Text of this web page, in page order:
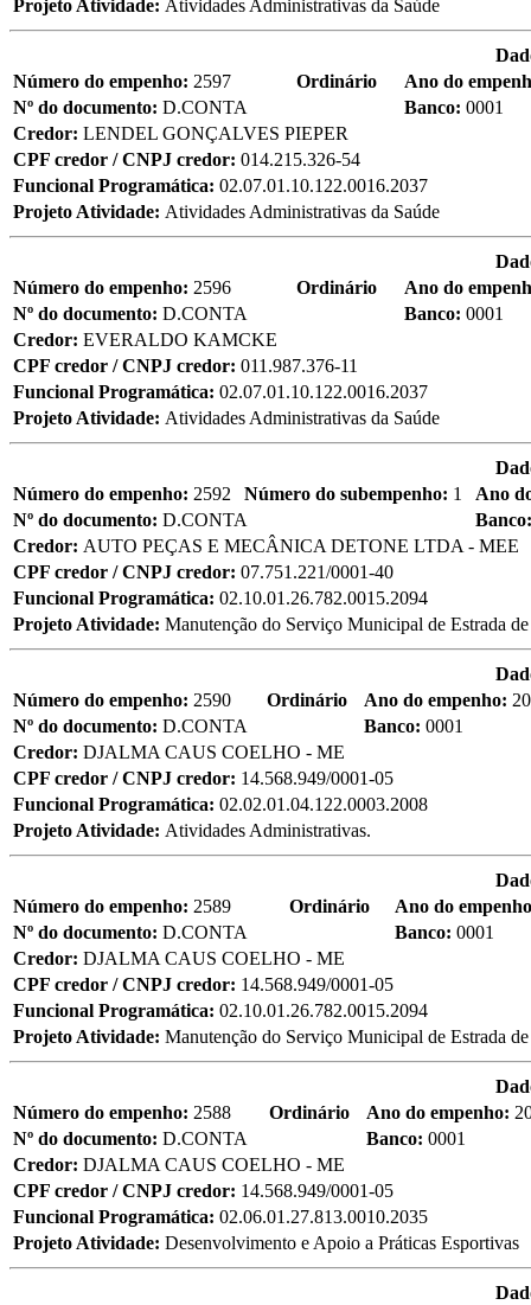
Projeto Atividade: Atividades Administrativas da Saúde
Número do empenho: 2597 Ordinário
Ano do
Nº do documento: D.CONTA Banco: 0001
Credor: LENDEL GONÇALVES PIEPER
CPF credor / CNPJ credor: 014.215.326-54
Funcional Programática: 02.07.01.10.122.0016.2037
Projeto Atividade: Atividades Administrativas da Saúde
Número do empenho: 2596 Ordinário
Ano do
Nº do documento: D.CONTA Banco: 0001
Credor: EVERALDO KAMCKE
CPF credor / CNPJ credor: 011.987.376-11
Funcional Programática: 02.07.01.10.122.0016.2037
Projeto Atividade: Atividades Administrativas da Saúde
Número do empenho: 2592 Número do subempenho: 1
Ano
Nº do documento: D.CONTA
Credor: AUTO PEÇAS E MECÂNICA DETONE LTDA - MEE
CPF credor / CNPJ credor: 07.751.221/0001-40
Funcional Programática: 02.10.01.26.782.0015.2094
Projeto Atividade: Manutenção do Serviço Municipal de Estrada
Número do empenho: 2590 Ordinário Ano do empenho:
Nº do documento: D.CONTA Banco: 0001
Credor: DJALMA CAUS COELHO - ME
CPF credor / CNPJ credor: 14.568.949/0001-05
Funcional Programática: 02.02.01.04.122.0003.2008
Projeto Atividade: Atividades Administrativas.
Número do empenho: 2589 Ordinário
Ano do
Nº do documento: D.CONTA Banco: 0001
Credor: DJALMA CAUS COELHO - ME
CPF credor / CNPJ credor: 14.568.949/0001-05
Funcional Programática: 02.10.01.26.782.0015.2094
Projeto Atividade: Manutenção do Serviço Municipal de Estrada
Número do empenho: 2588 Ordinário Ano do empenho:
Nº do documento: D.CONTA Banco: 0001
Credor: DJALMA CAUS COELHO - ME
CPF credor / CNPJ credor: 14.568.949/0001-05
Funcional Programática: 02.06.01.27.813.0010.2035
Projeto Atividade: Desenvolvimento e Apoio a Práticas Esportivas